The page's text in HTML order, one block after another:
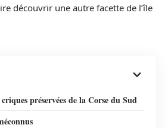
découvrir une autre facette de l’île
criques préservées de la Corse du Sud